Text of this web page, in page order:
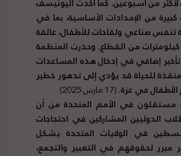
لأكثر من أسبوعين. كما أكدت اليونيسف
من الإمدادات الأساسية، بما في
تنفس صناعي ولقاحات للأطفال، عالقة
من القطاع. وحذرت المنظمة
إضافي في إدخال هذه المساعدات
للحياة قد يؤدي إلى تدهور خطير
في غزة.(17 مارس 2025)
مستقلون في الأمم المتحدة من أن
الدوليين المشاركين في احتجاجات
في الولايات المتحدة يشكل
مبرر لحقوقهم في التعبير والتجمع،